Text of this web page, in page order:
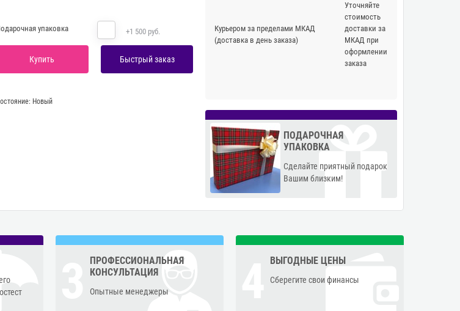
упаковка +1 500 руб.
Купить Быстрый заказ
Новый
Курьером за пределами МКАД
(доставка в день заказа)
Уточняйте
стоимость
доставки за
МКАД при
оформлении
заказа
ПОДАРОЧНАЯ
УПАКОВКА
Сделайте приятный подарок
Вашим близким!
ПРОФЕССИОНАЛЬНАЯ
КОНСУЛЬТАЦИЯ
Опытные менеджеры
ВЫГОДНЫЕ ЦЕНЫ
Сберегите свои финансы